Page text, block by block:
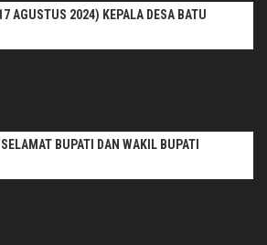
AGUSTUS 2024) KEPALA DESA BATU
BUPATI DAN WAKIL BUPATI